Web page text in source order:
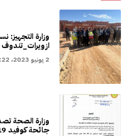
وزارة
ازويرات_تندوف
2 يونيو 2023، 16:22 مساءً
وزارة الصحة
جائحة كوفيد 19